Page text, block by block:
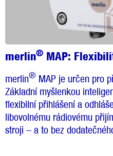
merlin® MAP:
merlin® MAP je určen pro
Základní myšlenkou
flexibilní přihlášení a
libovolnému rádiovému
stroji – a to bez